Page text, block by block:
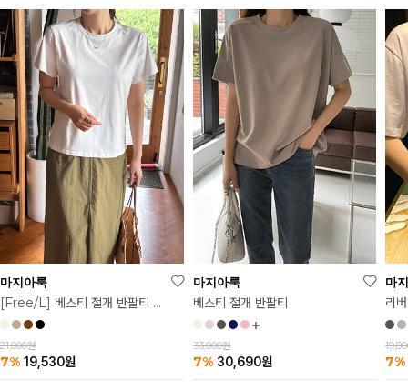
마지아룩
[Free/L] 베스티 절개 반팔티 2탄
21,000원
7% 19,530원
마지아룩
베스티 절개 반팔티
33,000원
7% 30,690원
마
리
7%